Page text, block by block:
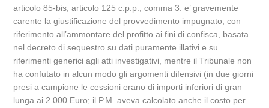
articolo 85-bis; articolo 125 c.p.p., comma 3: e’ gravemente
carente la giustificazione del provvedimento impugnato, con
riferimento all’ammontare del profitto ai fini di confisca, basata
nel decreto di sequestro su dati puramente illativi e su
riferimenti generici agli atti investigativi, mentre il Tribunale non
ha confutato in alcun modo gli argomenti difensivi (in due giorni
presi a campione le cessioni erano di importi inferiori di gran
lunga ai 2.000 Euro; il P.M. aveva calcolato anche il costo per